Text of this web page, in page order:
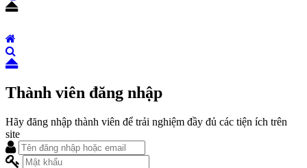
Thành viên đăng nhập
Hãy đăng nhập thành viên để trải nghiệm đầy đủ các tiện ích trên
site